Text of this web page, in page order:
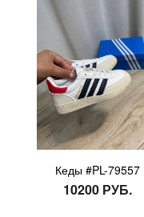
Кеды #PL-79557
10200 РУБ.